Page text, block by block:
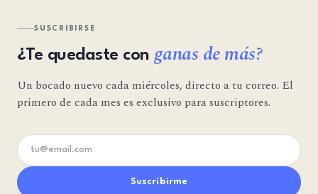
SUSCRIBIRSE
¿Te quedaste conganas de más?
Un bocado nuevo cada miércoles, directo a tu correo. El
primero de cada mes es exclusivo para suscriptores.
Tu email
Suscribirme